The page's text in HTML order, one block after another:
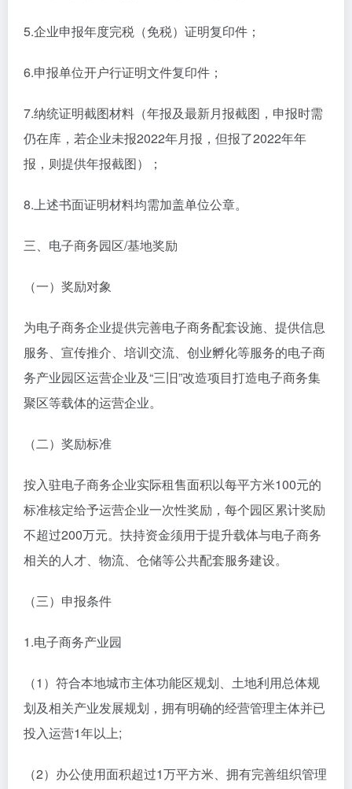
5.企业申报年度完税（免税）证明复印件；
6.申报单位开户行证明文件复印件；
7.纳统证明截图材料（年报及最新月报截图，申报时需
仍在库，若企业未报2022年月报，但报了2022年年
报，则提供年报截图）；
8.上述书面证明材料均需加盖单位公章。
三、电子商务园区/基地奖励
（一）奖励对象
为电子商务企业提供完善电子商务配套设施、提供信息
服务、宣传推介、培训交流、创业孵化等服务的电子商
务产业园区运营企业及“三旧”改造项目打造电子商务集
聚区等载体的运营企业。
（二）奖励标准
按入驻电子商务企业实际租售面积以每平方米100元的
标准核定给予运营企业一次性奖励，每个园区累计奖励
不超过200万元。扶持资金须用于提升载体与电子商务
相关的人才、物流、仓储等公共配套服务建设。
（三）申报条件
1.电子商务产业园
（1）符合本地城市主体功能区规划、土地利用总体规
划及相关产业发展规划，拥有明确的经营管理主体并已
投入运营1年以上;
（2）办公使用面积超过1万平方米、拥有完善组织管理